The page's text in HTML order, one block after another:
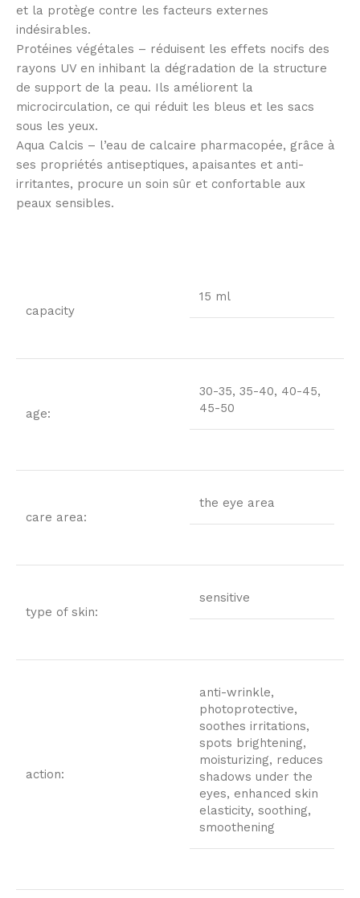
et la protège contre les facteurs externes
indésirables.
Protéines végétales – réduisent les effets nocifs des
rayons UV en inhibant la dégradation de la structure
de support de la peau. Ils améliorent la
microcirculation, ce qui réduit les bleus et les sacs
sous les yeux.
Aqua Calcis – l’eau de calcaire pharmacopée, grâce à
ses propriétés antiseptiques, apaisantes et anti-
irritantes, procure un soin sûr et confortable aux
peaux sensibles.
capacity
15 ml
age:
30-35, 35-40, 40-45,
45-50
care area:
the eye area
type of skin:
sensitive
action:
anti-wrinkle,
photoprotective,
soothes irritations,
spots brightening,
moisturizing, reduces
shadows under the
eyes, enhanced skin
elasticity, soothing,
smoothening